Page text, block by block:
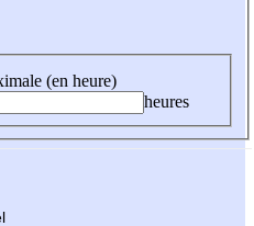
(en heure)
heures